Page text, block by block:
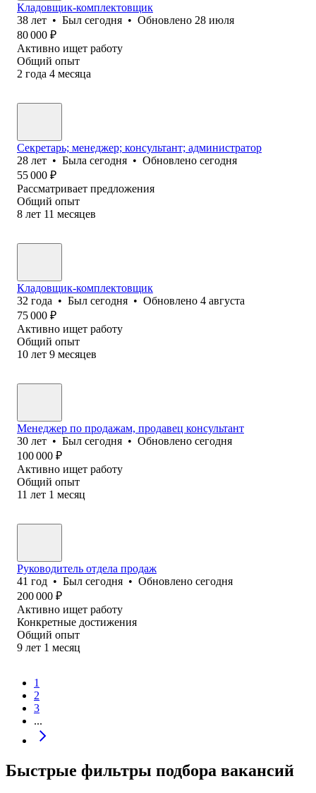
Кладовщик-комплектовщик
38 лет • Был сегодня • Обновлено 28 июля
80 000 ₽
Активно ищет работу
Общий опыт
2 года 4 месяца
Секретарь; менеджер; консультант; администратор
28 лет • Была сегодня • Обновлено сегодня
55 000 ₽
Рассматривает предложения
Общий опыт
8 лет 11 месяцев
Кладовщик-комплектовщик
32 года • Был сегодня • Обновлено 4 августа
75 000 ₽
Активно ищет работу
Общий опыт
10 лет 9 месяцев
Менеджер по продажам, продавец консультант
30 лет • Был сегодня • Обновлено сегодня
100 000 ₽
Активно ищет работу
Общий опыт
11 лет 1 месяц
Руководитель отдела продаж
41 год • Был сегодня • Обновлено сегодня
200 000 ₽
Активно ищет работу
Конкретные достижения
Общий опыт
9 лет 1 месяц
1
2
3
...
Быстрые фильтры подбора вакансий